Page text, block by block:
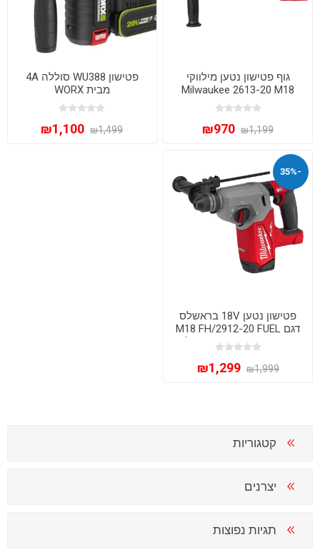
גוף פטישון נטען מילווקי
Milwaukee 2613-20 M18
Brushless SDS-Plus 26mm
– גוף בלבד
₪1,199
₪970
פטישון WU388 סוללה 4A
מבית WORX
₪1,499
₪1,100
-35%
פטישון נטען 18V בראשלס
דגם M18 FH/2912-20 FUEL
REDLITHIUO-ION עם בולם
בלבד₪1,999
₪1,299
קטגוריות
יצרנים
תגיות נפוצות